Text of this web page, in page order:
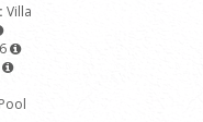
Villa
6